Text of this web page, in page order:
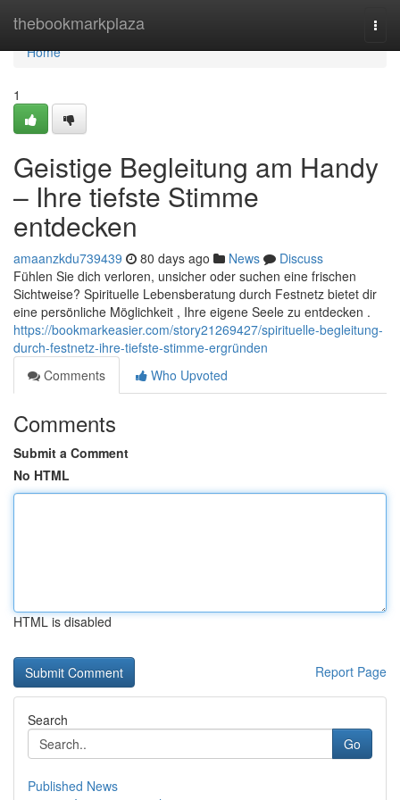
thebookmarkplaza
Home
Home
1
Geistige Begleitung am Handy
– Ihre tiefste Stimme
entdecken
amaanzkdu739439 80 days ago News
Discuss
Fühlen Sie dich verloren, unsicher oder suchen eine frischen
Sichtweise? Spirituelle Lebensberatung durch Festnetz bietet dir
eine persönliche Möglichkeit , Ihre eigene Seele zu entdecken .
https://bookmarkeasier.com/story21269427/spirituelle-begleitung-
durch-festnetz-ihre-tiefste-stimme-ergründen
Comments
Who Upvoted
Comments
Submit a Comment
No HTML
HTML is disabled
Report Page
Search
Go
Published News